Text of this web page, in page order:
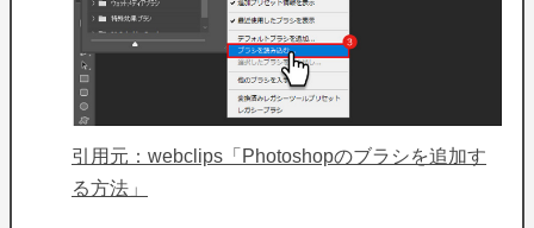
引用元：webclips「Photoshopのブラシを追加す
る方法」